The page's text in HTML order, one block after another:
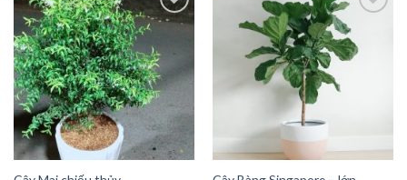
Add to
Wishlist
Add to